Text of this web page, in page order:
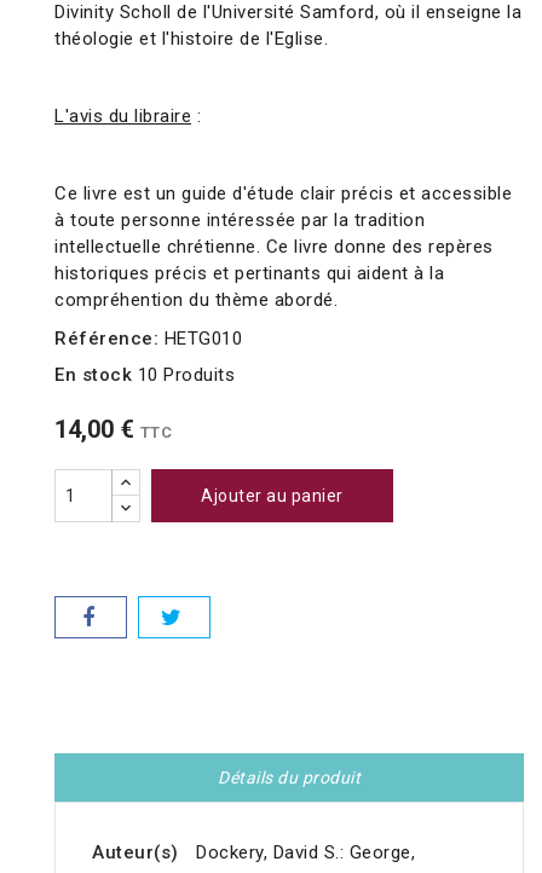
Divinity Scholl de l'Université Samford, où il enseigne la
théologie et l'histoire de l'Eglise.
L'avis du libraire :
Ce livre est un guide d'étude clair précis et accessible
à toute personne intéressée par la tradition
intellectuelle chrétienne. Ce livre donne des repères
historiques précis et pertinants qui aident à la
compréhention du thème abordé.
Référence: HETG010
En stock 10 Produits
14,00 € TTC
Ajouter au panier
Détails du produit
Auteur(s) Dockery, David S.: George,